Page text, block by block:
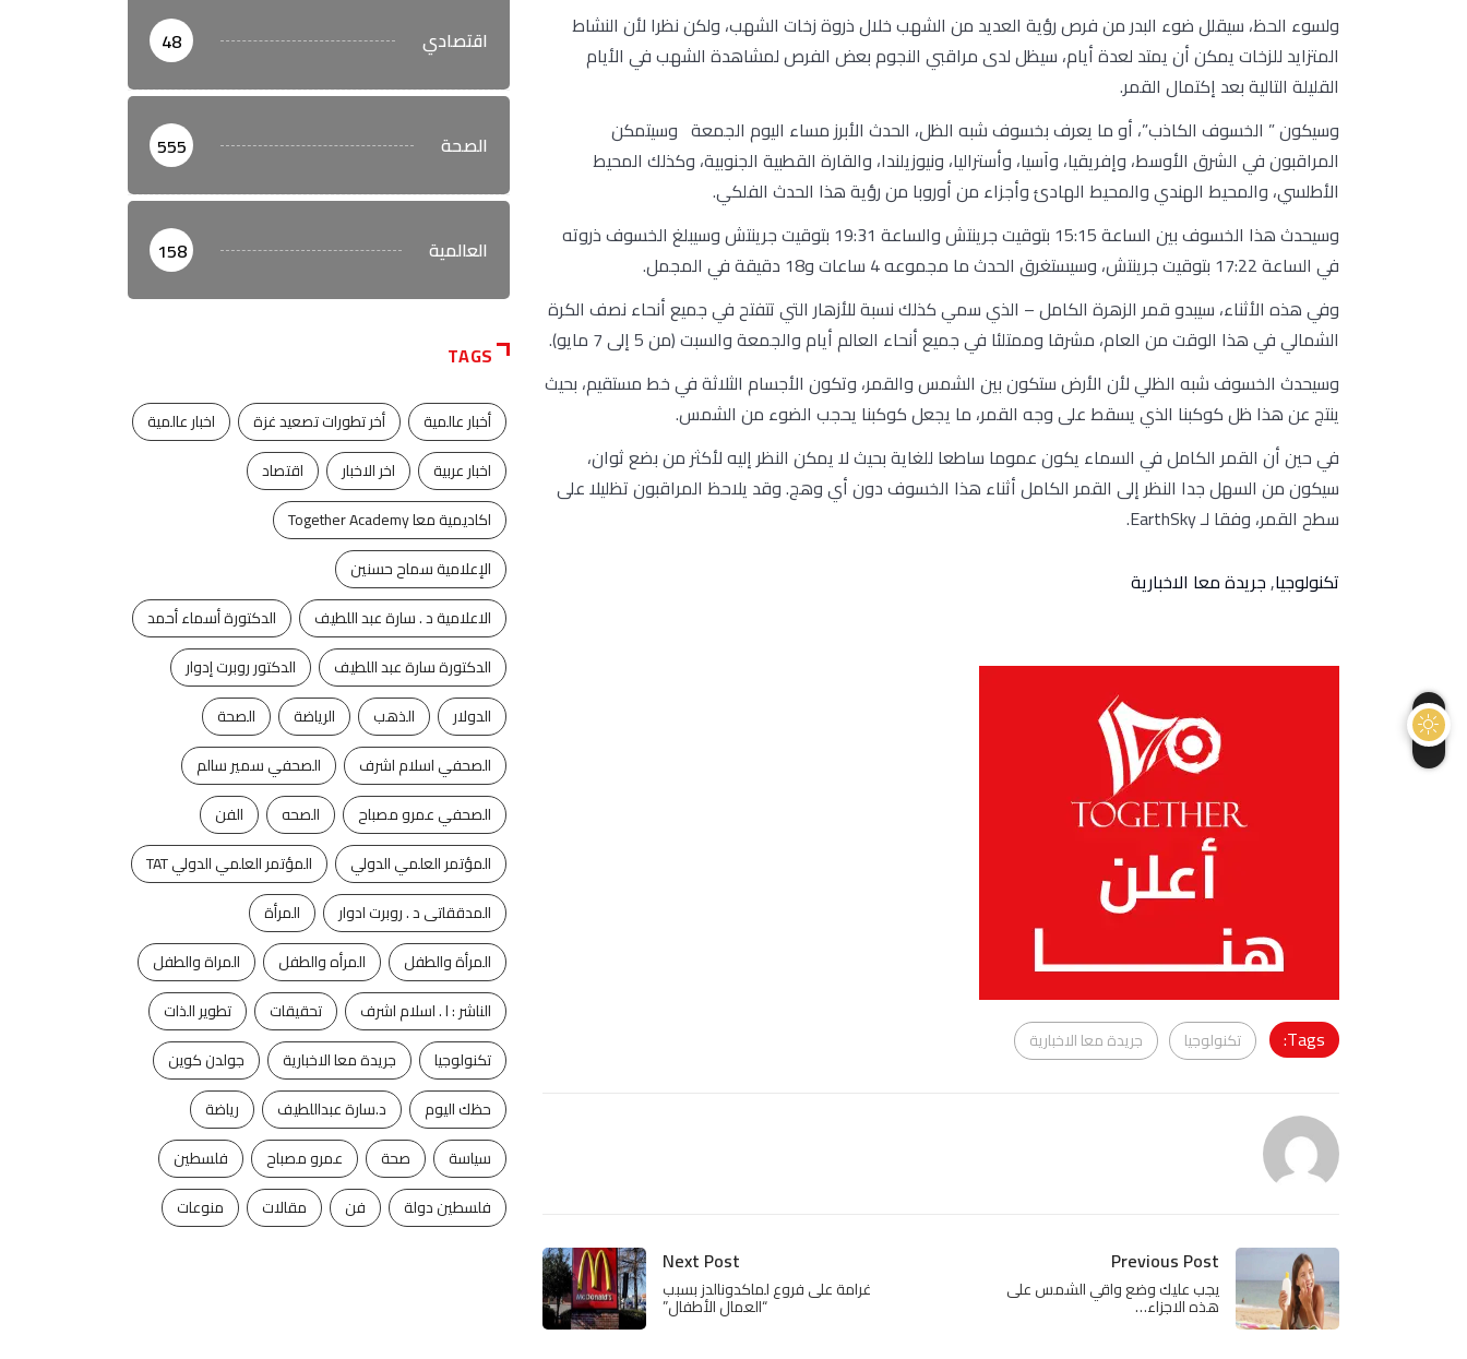
ولسوء الحظ، سيقلل ضوء البدر من فرص رؤية العديد من الشهب خلال ذروة زخات الشهب، ولكن نظرا لأن النشاط
المتزايد للزخات يمكن أن يمتد لعدة أيام، سيظل لدى مراقبي النجوم بعض الفرص لمشاهدة الشهب في الأيام
القليلة التالية بعد إكتمال القمر.
وسيكون ” الخسوف الكاذب”، أو ما يعرف بخسوف شبه الظل، الحدث الأبرز مساء اليوم الجمعة وسيتمكن
المراقبون في الشرق الأوسط، وإفريقيا، وآسيا، وأستراليا، ونيوزيلندا، والقارة القطبية الجنوبية، وكذلك المحيط
الأطلسي، والمحيط الهندي والمحيط الهادئ وأجزاء من أوروبا من رؤية هذا الحدث الفلكي.
وسيحدث هذا الخسوف بين الساعة 15:15 بتوقيت جرينتش والساعة 19:31 بتوقيت جرينتش وسيبلغ الخسوف ذروته
في الساعة 17:22 بتوقيت جرينتش، وسيستغرق الحدث ما مجموعه 4 ساعات و18 دقيقة في المجمل.
وفي هذه الأثناء، سيبدو قمر الزهرة الكامل – الذي سمي كذلك نسبة للأزهار التي تتفتح في جميع أنحاء نصف الكرة
الشمالي في هذا الوقت من العام، مشرقا وممتلئا في جميع أنحاء العالم أيام والجمعة والسبت (من 5 إلى 7 مايو).
وسيحدث الخسوف شبه الظلي لأن الأرض ستكون بين الشمس والقمر، وتكون الأجسام الثلاثة في خط مستقيم، بحيث
ينتج عن هذا ظل كوكبنا الذي يسقط على وجه القمر، ما يجعل كوكبنا يحجب الضوء من الشمس.
في حين أن القمر الكامل في السماء يكون عموما ساطعا للغاية بحيث لا يمكن النظر إليه لأكثر من بضع ثوان،
سيكون من السهل جدا النظر إلى القمر الكامل أثناء هذا الخسوف دون أي وهج. وقد يلاحظ المراقبون تظليلا على
سطح القمر، وفقا لـ EarthSky.
تكنولوجيا,جريدة معا الاخبارية
Tags: تكنولوجيا جريدة معا الاخبارية
Previous Post
يجب عليك وضع واقي الشمس على
هذه الاجزاء…
Next Post
غرامة على فروع لماكدونالدز بسبب
“العمال الأطفال”
اقتصادي 48
الصحة 555
العالمية 158
TAGS
أخبار عالمية أخر تطورات تصعيد غزة
اخبار عالمية
اخبار عربية
اخر الاخبار
اقتصاد
اكاديمية معا Together Academy
الإعلامية سماح حسنين
الاعلامية د . سارة عبد اللطيف
الدكتورة أسماء أحمد
الدكتورة سارة عبد اللطيف
الدكتور روبرت إدوار
الدولار
الذهب الرياضة
الصحة
الصحفي اسلام اشرف
الصحفي سمير سالم
الصحفي عمرو مصباح
الصحه
الفن
المؤتمر العلمي الدولي
المؤتمر العلمي الدولي TAT
المدققاتى د . روبرت ادوار
المرأة
المرأة والطفل
المرأه والطفل
المراة والطفل
الناشر : ا . اسلام اشرف
تحقيقات
تطوير الذات
تكنولوجيا
جريدة معا الاخبارية
جولدن كوين
حظك اليوم
د.سارة عبداللطيف
رياضة
سياسة
صحة عمرو مصباح
فلسطين
فلسطين دولة
فن مقالات منوعات